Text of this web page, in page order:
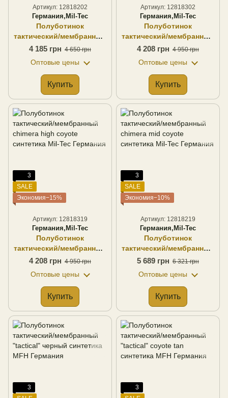
Артикул: 12818202
Германия,Mil-Tec
Полуботинок
тактический/мембранный
chimera mid черный
Германия
4 185 грн 4 650 грн
Оптовые цены
Купить
Артикул: 12818302
Германия,Mil-Tec
Полуботинок
тактический/мембранный
chimera high черный
Германия
4 208 грн 4 950 грн
Оптовые цены
Купить
3
SALE
Экономия−15%
Артикул: 12818319
Германия,Mil-Tec
Полуботинок
тактический/мембранный
chimera high coyote
Германия
4 208 грн 4 950 грн
Оптовые цены
Купить
3
SALE
Экономия−10%
Артикул: 12818219
Германия,Mil-Tec
Полуботинок
тактический/мембранный
chimera mid coyote
Германия
5 689 грн 6 321 грн
Оптовые цены
Купить
3
3